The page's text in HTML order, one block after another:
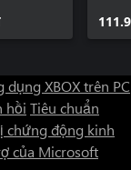
dụng XBOX trên PC
hồi Tiêu chuẩn
chứng động kinh
của Microsoft